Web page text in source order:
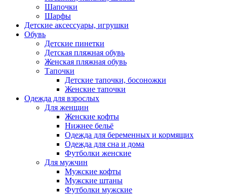
Шапочки
Шарфы
Детские аксессуары, игрушки
Обувь
Детские пинетки
Детская пляжная обувь
Женская пляжная обувь
Тапочки
Детские тапочки, босоножки
Женские тапочки
Одежда для взрослых
Для женщин
Женские кофты
Нижнее бельё
Одежда для беременных и кормящих
Одежда для сна и дома
Футболки женские
Для мужчин
Мужские кофты
Мужские штаны
Футболки мужские